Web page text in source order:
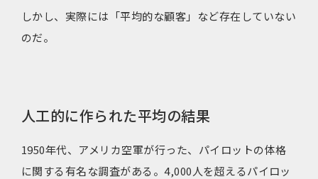
しかし、実際には「平均的な顧客」など存在していない
のだ。
人工的に作られた平均の結果
1950年代、アメリカ空軍が行った、パイロットの体格
に関する有名な調査がある。4,000人を超えるパイロッ